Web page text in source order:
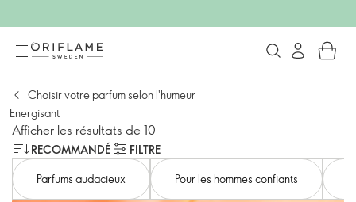
Choisir votre parfum selon l'humeur
Energisant
Afficher les résultats de 10
RECOMMANDÉ
FILTRE
Parfums audacieux
Pour les hommes confiants